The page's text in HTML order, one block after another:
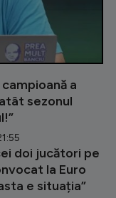
a
sezonul
doi jucători pe
la Euro
e situația”